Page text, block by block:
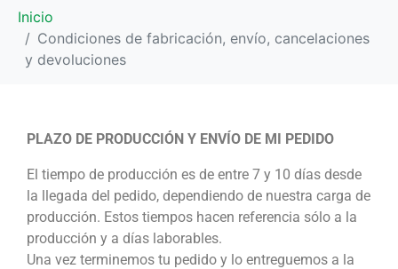
Inicio
Condiciones de fabricación, envío, cancelaciones
y devoluciones
PLAZO DE PRODUCCIÓN Y ENVÍO DE MI PEDIDO
El tiempo de producción es de entre 7 y 10 días desde
la llegada del pedido, dependiendo de nuestra carga de
producción. Estos tiempos hacen referencia sólo a la
producción y a días laborables.
Una vez terminemos tu pedido y lo entreguemos a la